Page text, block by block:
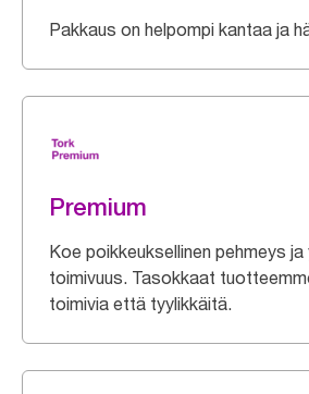
Pakkaus on helpompi kantaa ja
Premium
Koe poikkeuksellinen pehmeys ja
toimivuus. Tasokkaat
toimivia että tyylikkäitä.